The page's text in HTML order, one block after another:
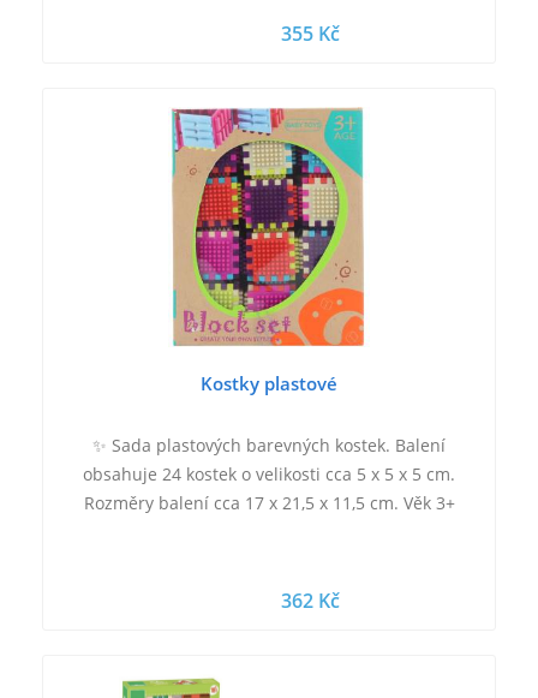
355 Kč
Kostky plastové
✨ Sada plastových barevných kostek. Balení
obsahuje 24 kostek o velikosti cca 5 x 5 x 5 cm.
Rozměry balení cca 17 x 21,5 x 11,5 cm. Věk 3+
362 Kč